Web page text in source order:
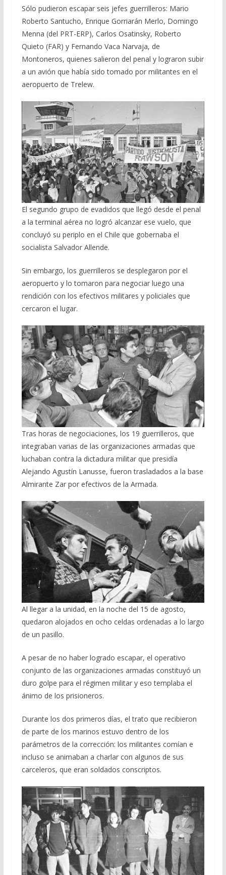
Sólo pudieron escapar seis jefes guerrilleros: Mario
Roberto Santucho, Enrique Gorriarán Merlo, Domingo
Menna (del PRT-ERP), Carlos Osatinsky, Roberto
Quieto (FAR) y Fernando Vaca Narvaja, de
Montoneros, quienes salieron del penal y lograron subir
a un avión que había sido tomado por militantes en el
aeropuerto de Trelew.
El segundo grupo de evadidos que llegó desde el penal
a la terminal aérea no logró alcanzar ese vuelo, que
concluyó su periplo en el Chile que gobernaba el
socialista Salvador Allende.
Sin embargo, los guerrilleros se desplegaron por el
aeropuerto y lo tomaron para negociar luego una
rendición con los efectivos militares y policiales que
cercaron el lugar.
Tras horas de negociaciones, los 19 guerrilleros, que
integraban varias de las organizaciones armadas que
luchaban contra la dictadura militar que presidía
Alejando Agustín Lanusse, fueron trasladados a la base
Almirante Zar por efectivos de la Armada.
Al llegar a la unidad, en la noche del 15 de agosto,
quedaron alojados en ocho celdas ordenadas a lo largo
de un pasillo.
A pesar de no haber logrado escapar, el operativo
conjunto de las organizaciones armadas constituyó un
duro golpe para el régimen militar y eso templaba el
ánimo de los prisioneros.
Durante los dos primeros días, el trato que recibieron
de parte de los marinos estuvo dentro de los
parámetros de la corrección: los militantes comían e
incluso se animaban a charlar con algunos de sus
carceleros, que eran soldados conscriptos.